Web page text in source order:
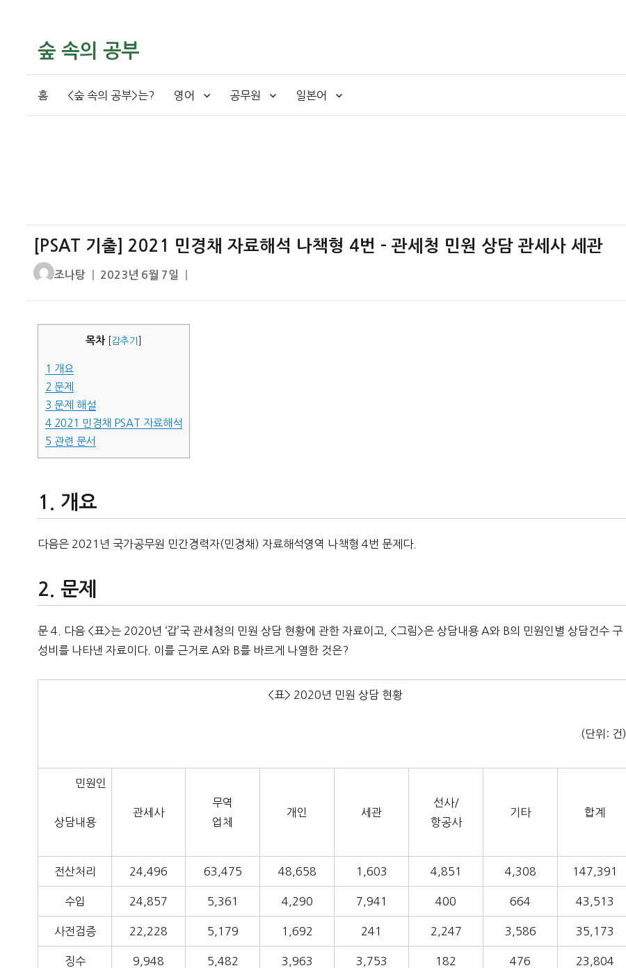
숲 속의 공부
홈 <숲 속의 공부>는? 영어 공무원 일본어
[PSAT 기출] 2021 민경채 자료해석 나책형 4번 – 관세청 민원 상담 관세사 세관
글
조나탕
작
자
2023년 6월 7일
목차 감추기
1 개요
2 문제
3 문제 해설
4 2021 민경채 PSAT 자료해석
5 관련 문서
개요
다음은 2021년 국가공무원 민간경력자(민경채) 자료해석영역 나책형 4번 문제다.
문제
문 4. 다음 <표>는 2020년 ‘갑’국 관세청의 민원 상담 현황에 관한 자료이고, <그림>은 상담내용 A와 B의 민원인별 상담건수 구
성비를 나타낸 자료이다. 이를 근거로 A와 B를 바르게 나열한 것은?
<표> 2020년 민원 상담 현황
(단위: 건)
민원인
상담내용
관세사
무역
업체
개인 세관
선사/
항공사
기타 합계
전산처리 24,496 63,475 48,658 1,603 4,851 4,308 147,391
수입 24,857 5,361 4,290 7,941 400 664 43,513
사전검증 22,228 5,179 1,692 241 2,247 3,586 35,173
징수 9,948 5,482 3,963 3,753 182 476 23,804